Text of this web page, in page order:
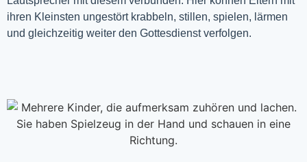
ihren Kleinsten ungestört krabbeln, stillen, spielen, lärmen
und gleichzeitig weiter den Gottesdienst verfolgen.